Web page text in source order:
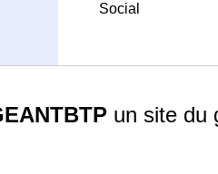
Social
un site du